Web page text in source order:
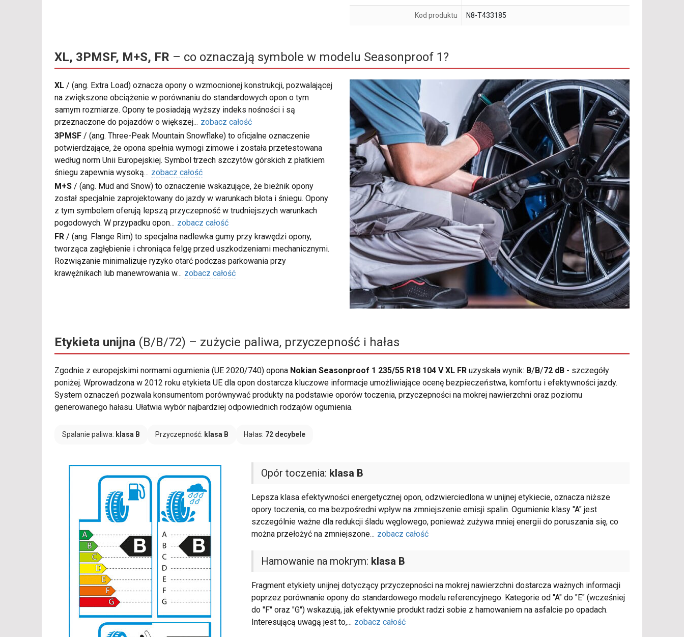
Kod produktu N8-T433185
XL, 3PMSF, M+S, FR – co oznaczają symbole w modelu Seasonproof 1?
XL / (ang. Extra Load) oznacza opony o wzmocnionej konstrukcji, pozwalającej
na zwiększone obciążenie w porównaniu do standardowych opon o tym
samym rozmiarze. Opony te posiadają wyższy indeks nośności i są
przeznaczone do pojazdów o większej... zobacz całość
3PMSF / (ang. Three-Peak Mountain Snowflake) to oficjalne oznaczenie
potwierdzające, że opona spełnia wymogi zimowe i została przetestowana
według norm Unii Europejskiej. Symbol trzech szczytów górskich z płatkiem
śniegu zapewnia wysoką... zobacz całość
M+S / (ang. Mud and Snow) to oznaczenie wskazujące, że bieżnik opony
został specjalnie zaprojektowany do jazdy w warunkach błota i śniegu. Opony
z tym symbolem oferują lepszą przyczepność w trudniejszych warunkach
pogodowych. W przypadku opon... zobacz całość
FR / (ang. Flange Rim) to specjalna nadlewka gumy przy krawędzi opony,
tworząca zagłębienie i chroniąca felgę przed uszkodzeniami mechanicznymi.
Rozwiązanie minimalizuje ryzyko otarć podczas parkowania przy
krawężnikach lub manewrowania w... zobacz całość
Etykieta unijna (B/B/72) – zużycie paliwa, przyczepność i hałas
Zgodnie z europejskimi normami ogumienia (UE 2020/740) opona Nokian Seasonproof 1 235/55 R18 104 V XL FR uzyskała wynik: B/ B/72 dB - szczegóły
poniżej. Wprowadzona w 2012 roku etykieta UE dla opon dostarcza kluczowe informacje umożliwiające ocenę bezpieczeństwa, komfortu i efektywności jazdy.
System oznaczeń pozwala konsumentom porównywać produkty na podstawie oporów toczenia, przyczepności na mokrej nawierzchni oraz poziomu
generowanego hałasu. Ułatwia wybór najbardziej odpowiednich rodzajów ogumienia.
Spalanie paliwa: klasa B Przyczepność: klasa B Hałas: 72 decybele
Opór toczenia: klasa B
Lepsza klasa efektywności energetycznej opon, odzwierciedlona w unijnej etykiecie, oznacza niższe
opory toczenia, co ma bezpośredni wpływ na zmniejszenie emisji spalin. Ogumienie klasy "A" jest
szczególnie ważne dla redukcji śladu węglowego, ponieważ zużywa mniej energii do poruszania się, co
można przełożyć na zmniejszone... zobacz całość
Hamowanie na mokrym: klasa B
Fragment etykiety unijnej dotyczący przyczepności na mokrej nawierzchni dostarcza ważnych informacji
poprzez porównanie opony do standardowego modelu referencyjnego. Kategorie od "A" do "E" (wcześniej
do "F" oraz "G") wskazują, jak efektywnie produkt radzi sobie z hamowaniem na asfalcie po opadach.
Interesującą uwagą jest to,... zobacz całość